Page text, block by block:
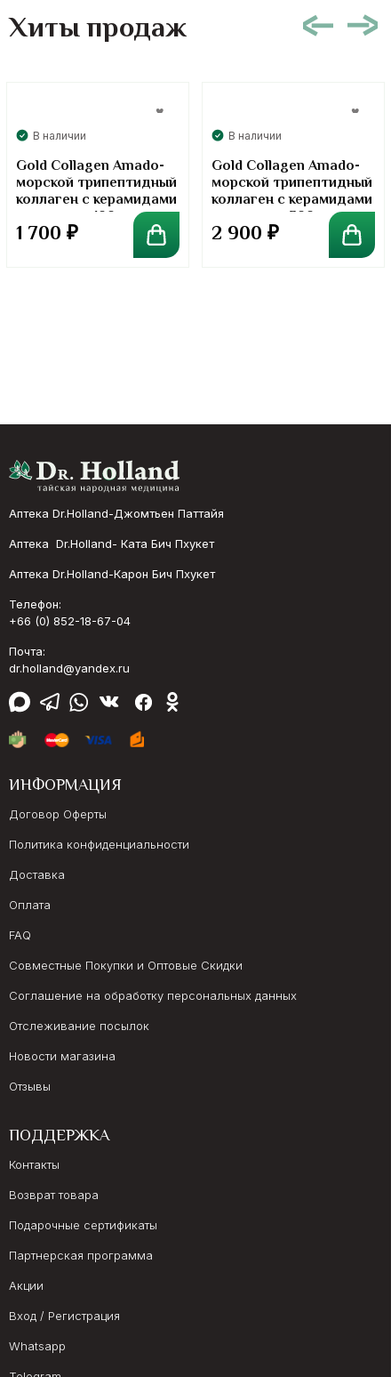
Хиты продаж
В наличии
Gold Collagen Amado-
морской трипептидный
коллаген с керамидами
в порошке. 100 грамм
1 700 ₽
В наличии
Gold Collagen Amado-
морской трипептидный
коллаген с керамидами
в порошке. 300 грамм
2 900 ₽
Аптека Dr.Holland-Джомтьен Паттайя
Аптека Dr.Holland- Ката Бич Пхукет
Аптека Dr.Holland-Карон Бич Пхукет
Телефон:
+66 (0) 852-18-67-04
Почта:
dr.holland@yandex.ru
ИНФОРМАЦИЯ
Договор Оферты
Политика конфиденциальности
Доставка
Оплата
FAQ
Совместные Покупки и Оптовые Скидки
Соглашение на обработку персональных данных
Отслеживание посылок
Новости магазина
Отзывы
ПОДДЕРЖКА
Контакты
Возврат товара
Подарочные сертификаты
Партнерская программа
Акции
Вход / Регистрация
Whatsapp